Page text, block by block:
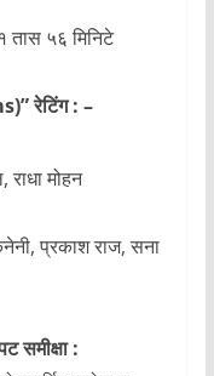
१ तास ५६ मिनिटे
” रेटिंग : –
राधा मोहन
प्रकाश राज, सना
समीक्षा :